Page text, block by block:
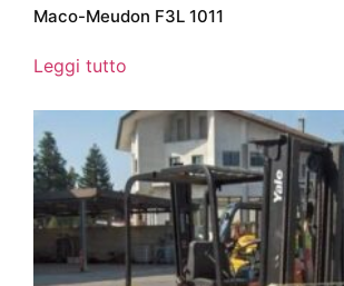
Maco-Meudon F3L 1011
Leggi tutto